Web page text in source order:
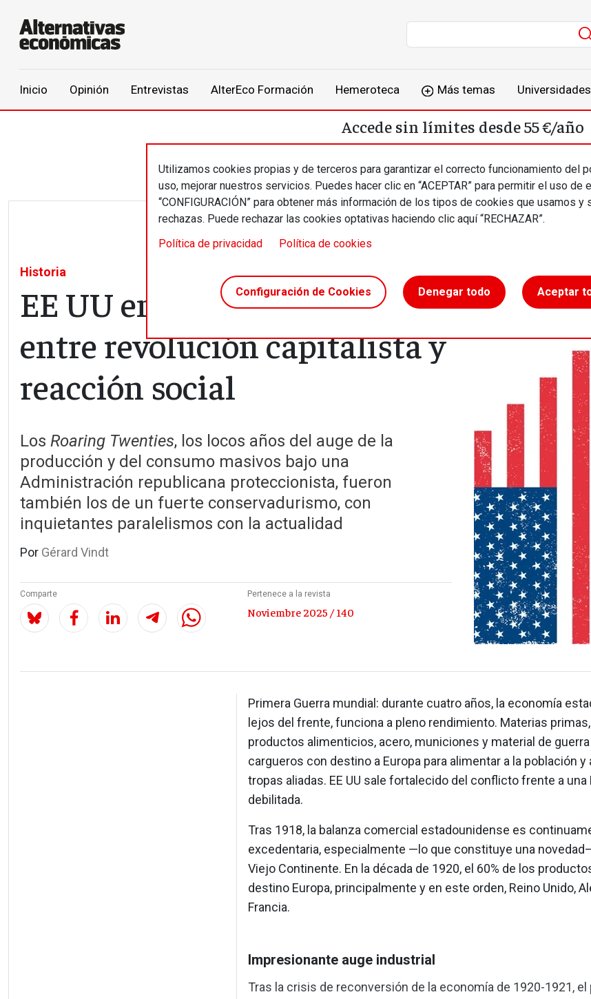
Inicio Opinión Entrevistas AlterEco Formación Hemeroteca Más temas Universidades
Utilizamos cookies propias y de terceros para garantizar el correcto funcionamiento del
uso, mejorar nuestros servicios. Puedes hacer clic en “ACEPTAR” para permitir el uso de
“CONFIGURACIÓN” para obtener más información de los tipos de cookies que usamos
rechazas. Puede rechazar las cookies optativas haciendo clic aquí “RECHAZAR”.
Política de privacidad
Política de cookies
Configuración de Cookies Denegar todo Aceptar
Accede sin límites desde 55 €/año
Historia
EE UU en la década de 1920:
entre revolución capitalista y
reacción social
Los Roaring Twenties, los locos años del auge de la
producción y del consumo masivos bajo una
Administración republicana proteccionista, fueron
también los de un fuerte conservadurismo, con
inquietantes paralelismos con la actualidad
Por Gérard Vindt
Comparte Pertenece a la revista
Noviembre 2025 / 140
Primera Guerra mundial: durante cuatro años, la economía
lejos del frente, funciona a pleno rendimiento. Materias
productos alimenticios, acero, municiones y material de
cargueros con destino a Europa para alimentar a la población y
tropas aliadas. EE UU sale fortalecido del conflicto frente a una
debilitada.
Tras 1918, la balanza comercial estadounidense es
excedentaria, especialmente —lo que constituye una
Viejo Continente. En la década de 1920, el 60% de los
destino Europa, principalmente y en este orden, Reino Unido,
Francia.
Impresionante auge industrial
Tras la crisis de reconversión de la economía de 1920-1921,